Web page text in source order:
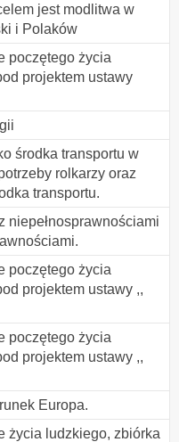
jest modlitwa w
i Polaków
poczętego życia
projektem ustawy
środka transportu w
rolkarzy oraz
transportu.
niepełnosprawnościami
poczętego życia
projektem ustawy ,,
poczętego życia
projektem ustawy ,,
Europa.
życia ludzkiego, zbiórka